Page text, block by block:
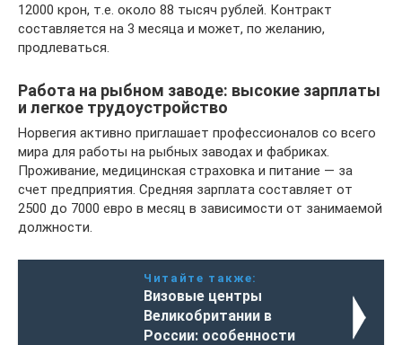
12000 крон, т.е. около 88 тысяч рублей. Контракт
составляется на 3 месяца и может, по желанию,
продлеваться.
Работа на рыбном заводе: высокие зарплаты
и легкое трудоустройство
Норвегия активно приглашает профессионалов со всего
мира для работы на рыбных заводах и фабриках.
Проживание, медицинская страховка и питание — за
счет предприятия. Средняя зарплата составляет от
2500 до 7000 евро в месяц в зависимости от занимаемой
должности.
Читайте также:
Визовые центры
Великобритании в
России: особенности